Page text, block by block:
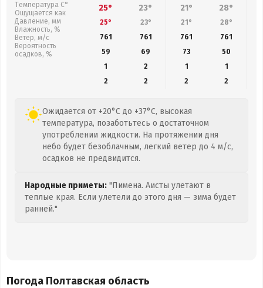
Температура С°
Ощущается как
Давление, мм
Влажность, %
Ветер, м/с
Вероятность
осадков, %
25° 23° 21° 28°
25° 23° 21° 28°
761
761 761 761
59
69 73 50
1
2 1
1
2
2 2 2
Ожидается от +20°C до +37°C, высокая
температура, позаботьтесь о достаточном
употреблении жидкости. На протяжении дня
небо будет безоблачным, легкий ветер до 4 м/с,
осадков не предвидится.
Народные приметы: "Пимена. Аисты улетают в
теплые края. Если улетели до этого дня — зима будет
ранней."
Погода Полтавская область